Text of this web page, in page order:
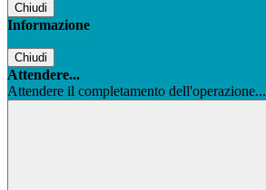
Chiudi
Informazione
Chiudi
Attendere...
Attendere il completamento dell'operazione...